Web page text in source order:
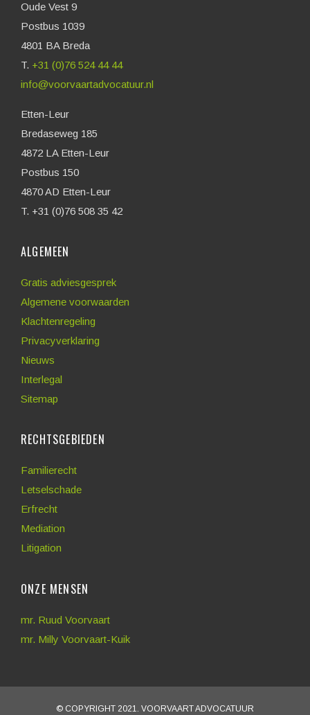
Oude Vest 9
Postbus 1039
4801 BA Breda
T. +31 (0)76 524 44 44
info@voorvaartadvocatuur.nl
Etten-Leur
Bredaseweg 185
4872 LA Etten-Leur
Postbus 150
4870 AD Etten-Leur
T. +31 (0)76 508 35 42
ALGEMEEN
Gratis adviesgesprek
Algemene voorwaarden
Klachtenregeling
Privacyverklaring
Nieuws
Interlegal
Sitemap
RECHTSGEBIEDEN
Familierecht
Letselschade
Erfrecht
Mediation
Litigation
ONZE MENSEN
mr. Ruud Voorvaart
mr. Milly Voorvaart-Kuik
© COPYRIGHT 2021. VOORVAART ADVOCATUUR